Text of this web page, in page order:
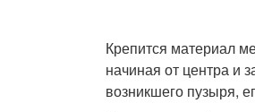
Крепится материал
начиная от центра и
возникшего пузыря,